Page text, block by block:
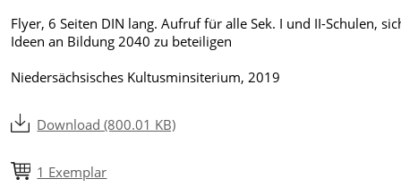
Flyer, 6 Seiten DIN lang. Aufruf für alle Sek. I und II-Schulen,
Ideen an Bildung 2040 zu beteiligen
Niedersächsisches Kultusminsiterium, 2019
Download (800.01 KB)
1 Exemplar